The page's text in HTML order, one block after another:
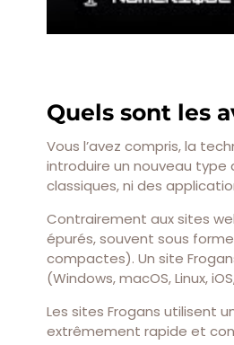
Quels sont les
Vous l’avez compris, la
introduire un nouveau type
classiques, ni des
Contrairement aux sites
épurés, souvent sous
compactes). Un site
(Windows, macOS, Linux,
Les sites Frogans utilisent
extrêmement rapide et